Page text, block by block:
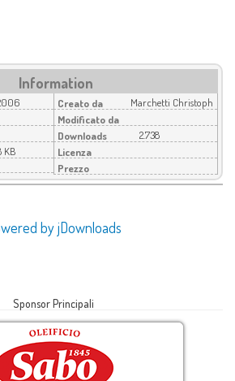
Information
KB
Creato da
Marchetti Christoph
Modificato da
Downloads
2.738
Licenza
Prezzo
by jDownloads
Sponsor Principali